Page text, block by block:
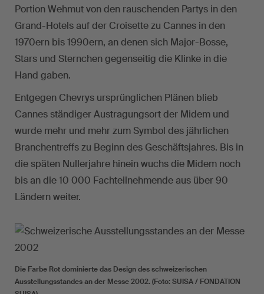
Portion Wehmut von den rauschenden Partys in den
Grand-Hotels auf der Croisette zu Cannes in den
1970ern bis 1990ern, an denen sich Major-Bosse,
Stars und Sternchen gegenseitig die Klinke in die
Hand gaben.
Entgegen Chevrys ursprünglichen Plänen blieb
Cannes ständiger Austragungsort der Midem und
wurde mehr und mehr zum Symbol des jährlichen
Branchentreffs zu Beginn des Geschäftsjahres. Bis in
die späten Nullerjahre hinein wuchs die Midem noch
bis an die 10 000 Fachteilnehmende aus über 90
Ländern weiter.
Die Farbe Rot dominierte das Design des schweizerischen
Ausstellungsstandes an der Messe 2002. (Foto: SUISA / FONDATION